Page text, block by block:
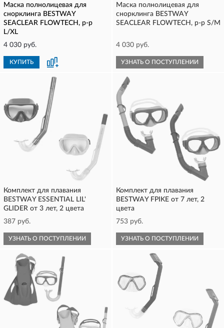
Маска полнолицевая для
снорклинга BESTWAY
SEACLEAR FLOWTECH, р-р
L/XL
4 030 руб.
КУПИТЬ
Маска полнолицевая для
снорклинга BESTWAY
SEACLEAR FLOWTECH, р-р S/M
4 030 руб.
УЗНАТЬ О ПОСТУПЛЕНИИ
Комплект для плавания
BESTWAY ESSENTIAL LIL'
GLIDER от 3 лет, 2 цвета
387 руб.
УЗНАТЬ О ПОСТУПЛЕНИИ
Комплект для плавания
BESTWAY FPIKE от 7 лет, 2
цвета
753 руб.
УЗНАТЬ О ПОСТУПЛЕНИИ